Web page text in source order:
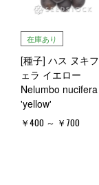
在庫あり
[種子] ハス ヌキフ
ェラ イエロー
Nelumbo nucifera
'yellow'
￥400 ～ ￥700